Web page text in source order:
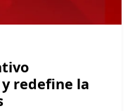
redefine la